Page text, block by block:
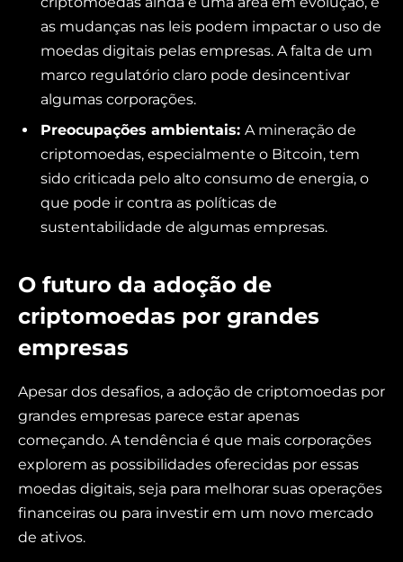
as mudanças nas leis podem impactar o uso de
moedas digitais pelas empresas. A falta de um
marco regulatório claro pode desincentivar
algumas corporações.
Preocupações ambientais: A mineração de
criptomoedas, especialmente o Bitcoin, tem
sido criticada pelo alto consumo de energia, o
que pode ir contra as políticas de
sustentabilidade de algumas empresas.
O futuro da adoção de
criptomoedas por grandes
empresas
Apesar dos desafios, a adoção de criptomoedas por
grandes empresas parece estar apenas
começando. A tendência é que mais corporações
explorem as possibilidades oferecidas por essas
moedas digitais, seja para melhorar suas operações
financeiras ou para investir em um novo mercado
de ativos.